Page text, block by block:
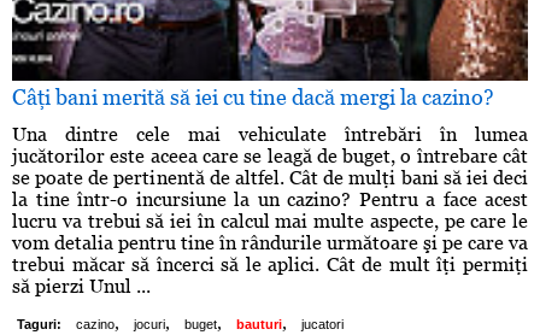
Câţi bani merită să iei cu tine dacă mergi la cazino?
Una dintre cele mai vehiculate întrebări în lumea
jucătorilor este aceea care se leagă de buget, o întrebare cât
se poate de pertinentă de altfel. Cât de mulţi bani să iei deci
la tine într-o incursiune la un cazino? Pentru a face acest
lucru va trebui să iei în calcul mai multe aspecte, pe care le
vom detalia pentru tine în rândurile următoare şi pe care va
trebui măcar să încerci să le aplici. Cât de mult îţi permiţi
să pierzi Unul ...
Taguri: cazino, jocuri, buget, bauturi, jucatori